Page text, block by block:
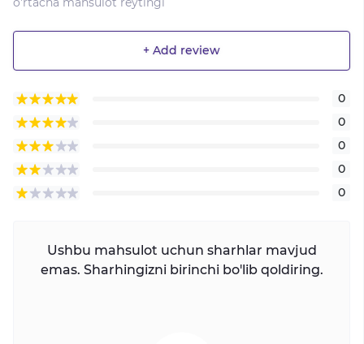
+ Add review
0
0
0
0
0
Ushbu mahsulot uchun sharhlar mavjud
emas. Sharhingizni birinchi bo'lib qoldiring.